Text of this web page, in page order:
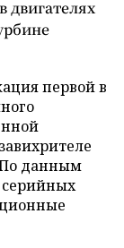
двигателях
первой в
По данным
серийных